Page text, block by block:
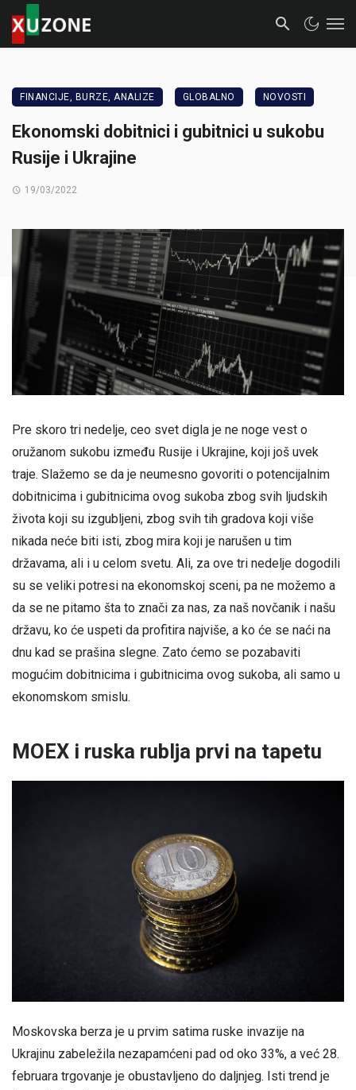
FINANCIJE, BURZE, ANALIZE GLOBALNO NOVOSTI
Ekonomski dobitnici i gubitnici u sukobu
Rusije i Ukrajine
19/03/2022
Pre skoro tri nedelje, ceo svet digla je ne noge vest o
oružanom sukobu između Rusije i Ukrajine, koji još uvek
traje. Slažemo se da je neumesno govoriti o potencijalnim
dobitnicima i gubitnicima ovog sukoba zbog svih ljudskih
života koji su izgubljeni, zbog svih tih gradova koji više
nikada neće biti isti, zbog mira koji je narušen u tim
državama, ali i u celom svetu. Ali, za ove tri nedelje dogodili
su se veliki potresi na ekonomskoj sceni, pa ne možemo a
da se ne pitamo šta to znači za nas, za naš novčanik i našu
državu, ko će uspeti da profitira najviše, a ko će se naći na
dnu kad se prašina slegne. Zato ćemo se pozabaviti
mogućim dobitnicima i gubitnicima ovog sukoba, ali samo u
ekonomskom smislu.
MOEX i ruska rublja prvi na tapetu
Moskovska berza je u prvim satima ruske invazije na
Ukrajinu zabeležila nezapamćeni pad od oko 33%, a već 28.
februara trgovanje je obustavljeno do daljnjeg. Isti trend je